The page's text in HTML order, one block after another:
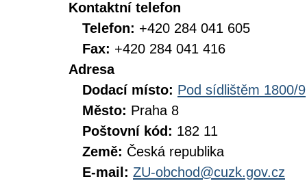
Kontaktní telefon
Telefon: +420 284 041 605
Fax: +420 284 041 416
Adresa
Dodací místo: Pod sídlištěm 1800/9
Město: Praha 8
Poštovní kód: 182 11
Země: Česká republika
E-mail: ZU-obchod@cuzk.gov.cz